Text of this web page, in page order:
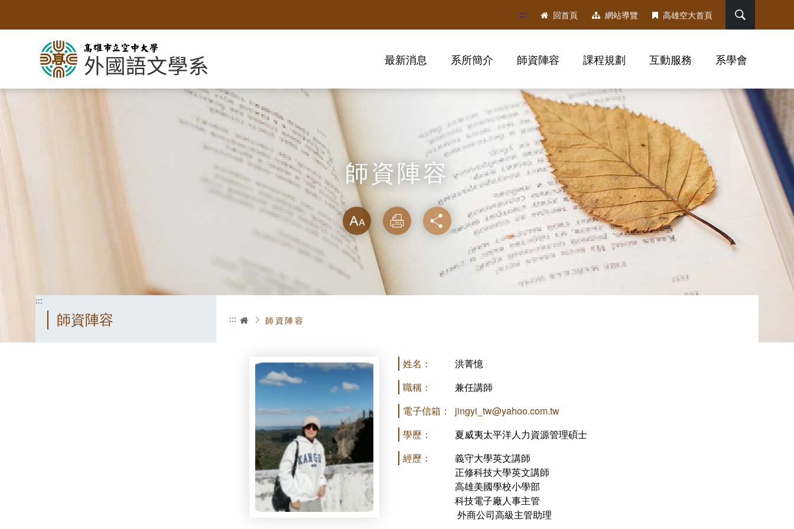
要
::: 回首頁 網站導覽 高雄空大首頁
最新消息 系所簡介 師資陣容 課程規劃 互動服務 系學會
師資陣容
略過字型切換，社群分享工具列
放大
列印 分享
:::
師資陣容 ::: 首頁師資陣容
姓名：
洪菁憶
職稱：
兼任講師
電子信箱：
jingyi_tw@yahoo.com.tw
學歷：
夏威夷太平洋人力資源管理碩士
經歷：
義守大學英文講師
正修科技大學英文講師
高雄美國學校小學部
科技電子廠人事主管
外商公司高級主管助理